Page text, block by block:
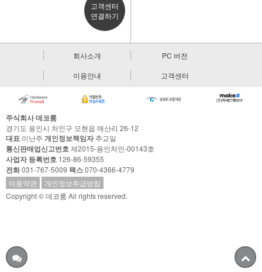
고객센터
연결하기
회사소개
PC 버전
이용안내
고객센터
주식회사 데코룸
경기도 용인시 처인구 모현읍 매산리 26-12
대표 이난주 개인정보책임자추교일
통신판매업신고번호제2015-용인처인-00143호
사업자 등록번호 126-86-59355
전화031-767-5009 팩스070-4366-4779
이용약관
개인정보취급방침
Copyright © 데코룸 All rights reserved.